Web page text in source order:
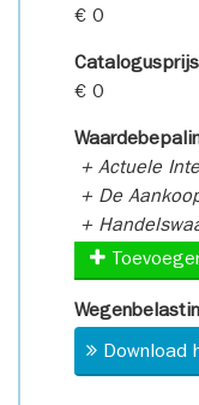
€ 0
Catalogusprijs
€ 0
+ Actuele
+ De
+
Download